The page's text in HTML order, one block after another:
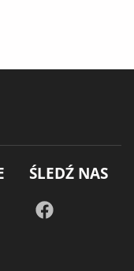
ŚLEDŹ NAS